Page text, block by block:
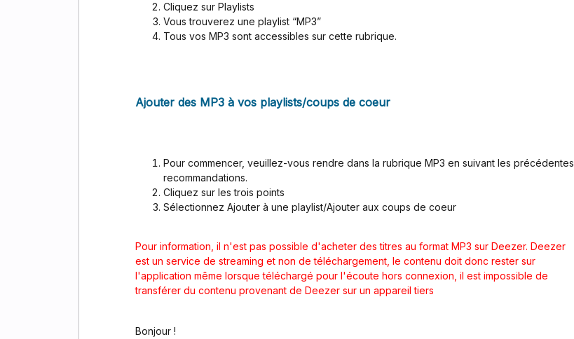
Cliquez sur Playlists
Vous trouverez une playlist “MP3”
Tous vos MP3 sont accessibles sur cette rubrique.
Ajouter des MP3 à vos playlists/coups de coeur
Pour commencer, veuillez-vous rendre dans la rubrique MP3 en suivant les précédentes
recommandations.
Cliquez sur les trois points
Sélectionnez Ajouter à une playlist/Ajouter aux coups de coeur
Pour information, il n'est pas possible d'acheter des titres au format MP3 sur Deezer. Deezer
est un service de streaming et non de téléchargement, le contenu doit donc rester sur
l'application même lorsque téléchargé pour l'écoute hors connexion, il est impossible de
transférer du contenu provenant de Deezer sur un appareil tiers
Bonjour !